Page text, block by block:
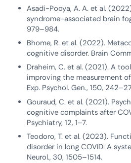
Asadi-Pooya, A. A. et al.
syndrome-associated brain
979–984.
Bhome, R. et al. (2022).
cognitive disorder. Brain
Draheim, C. et al. (2021). A
improving the measurement
Exp. Psychol. Gen., 150,
Gouraud, C. et al. (2021).
cognitive complaints after
Psychiatry, 12, 1–7.
Teodoro, T. et al. (2023).
disorder in long COVID: A
Neurol., 30, 1505–1514.